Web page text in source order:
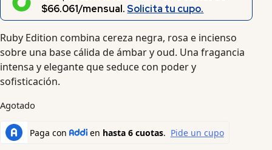
$66.061/mensual.Solicita tu cupo.
Ruby Edition combina cereza negra, rosa e incienso
sobre una base cálida de ámbar y oud. Una fragancia
intensa y elegante que seduce con poder y
sofisticación.
Agotado